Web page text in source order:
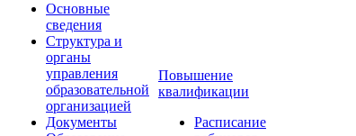
Основные
сведения
Структура и
органы
управления
образовательной
организацией
Документы
Повышение
квалификации
Расписание